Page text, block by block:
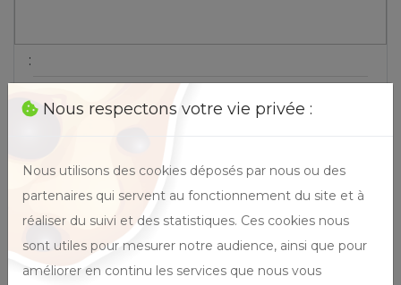
:
Effectif pers.
Nous respectons votre vie privée :
Nous utilisons des cookies déposés par nous ou des
partenaires qui servent au fonctionnement du site et à
réaliser du suivi et des statistiques. Ces cookies nous
sont utiles pour mesurer notre audience, ainsi que pour
améliorer en continu les services que nous vous